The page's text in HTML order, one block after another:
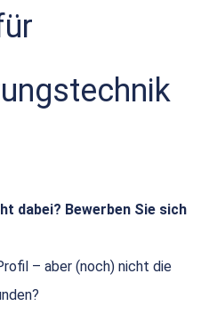
dabei? Bewerben Sie sich
– aber (noch) nicht die